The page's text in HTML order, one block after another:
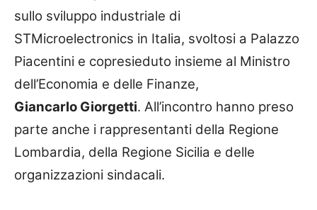
sullo sviluppo industriale di
STMicroelectronics in Italia, svoltosi a Palazzo
Piacentini e copresieduto insieme al Ministro
dell’Economia e delle Finanze,
Giancarlo Giorgetti. All’incontro hanno preso
parte anche i rappresentanti della Regione
Lombardia, della Regione Sicilia e delle
organizzazioni sindacali.